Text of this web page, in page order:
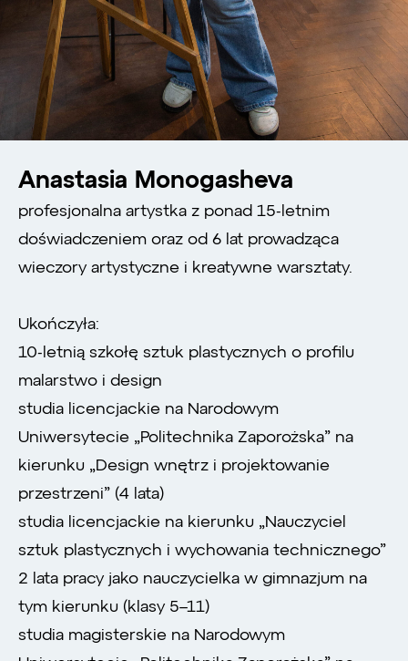
Anastasia Monogasheva
profesjonalna artystka z ponad 15-letnim
doświadczeniem oraz od 6 lat prowadząca
wieczory artystyczne i kreatywne warsztaty.
Ukończyła:
10-letnią szkołę sztuk plastycznych o profilu
malarstwo i design
studia licencjackie na Narodowym
Uniwersytecie „Politechnika Zaporożska” na
kierunku „Design wnętrz i projektowanie
przestrzeni” (4 lata)
studia licencjackie na kierunku „Nauczyciel
sztuk plastycznych i wychowania technicznego”
2 lata pracy jako nauczycielka w gimnazjum na
tym kierunku (klasy 5–11)
studia magisterskie na Narodowym